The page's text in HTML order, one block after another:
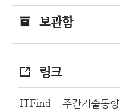
보관함
링크
ITFind - 주간기술동향